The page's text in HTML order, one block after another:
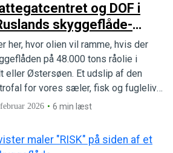
og DOF i
skyggeflåde-
miljøbomber for
havmiljø
her, hvor olien vil ramme, hvis der
på 48.000 tons råolie i
eller Østersøen. Et udslip af den
for vores sæler, fisk og fugleliv
Kattegatcentret og DOF.
2026 6 min læst